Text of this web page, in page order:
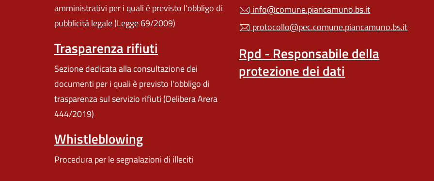
amministrativi per i quali è previsto l'obbligo di
pubblicità legale (Legge 69/2009)
Trasparenza rifiuti
Sezione dedicata alla consultazione dei
documenti per i quali è previsto l'obbligo di
trasparenza sul servizio rifiuti (Delibera Arera
444/2019)
Whistleblowing
Procedura per le segnalazioni di illeciti
info@comune.piancamuno.bs.it
protocollo@pec.comune.piancamuno.bs.it
Rpd - Responsabile della
protezione dei dati